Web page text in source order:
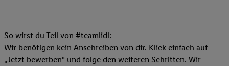
So wirst du Teil von #teamlidl:
Wir benötigen kein Anschreiben von dir. Klick einfach auf
„Jetzt bewerben“ und folge den weiteren Schritten. Wir